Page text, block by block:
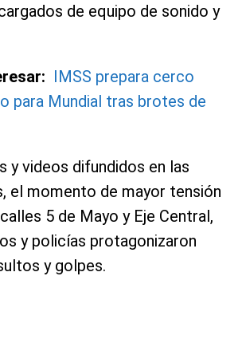
de equipo de sonido y
IMSS prepara cerco
para Mundial tras brotes de
y videos difundidos en las
el momento de mayor tensión
5 de Mayo y Eje Central,
y policías protagonizaron
y golpes.